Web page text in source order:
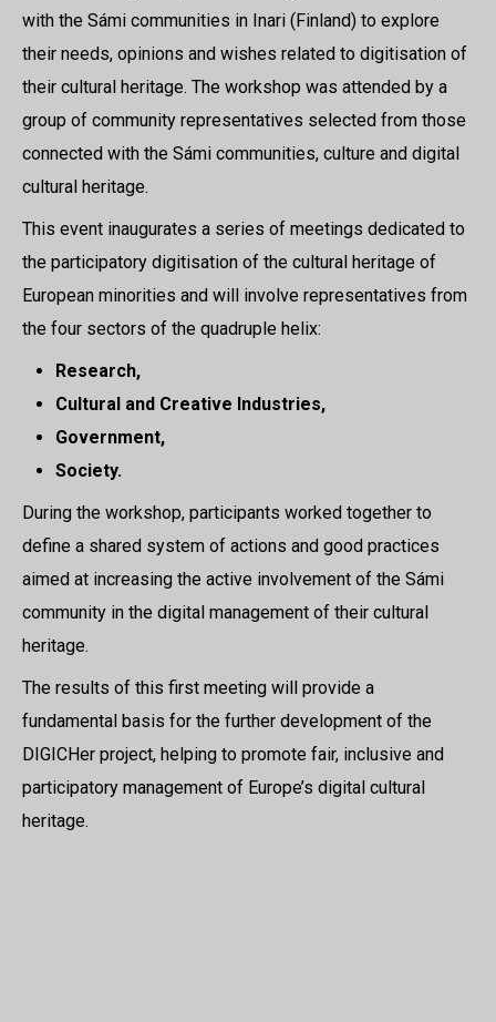
with the Sámi communities in Inari (Finland) to explore
their needs, opinions and wishes related to digitisation of
their cultural heritage. The workshop was attended by a
group of community representatives selected from those
connected with the Sámi communities, culture and digital
cultural heritage.
This event inaugurates a series of meetings dedicated to
the participatory digitisation of the cultural heritage of
European minorities and will involve representatives from
the four sectors of the quadruple helix:
Research,
Cultural and Creative Industries,
Government,
Society.
During the workshop, participants worked together to
define a shared system of actions and good practices
aimed at increasing the active involvement of the Sámi
community in the digital management of their cultural
heritage.
The results of this first meeting will provide a
fundamental basis for the further development of the
DIGICHer project, helping to promote fair, inclusive and
participatory management of Europe’s digital cultural
heritage.